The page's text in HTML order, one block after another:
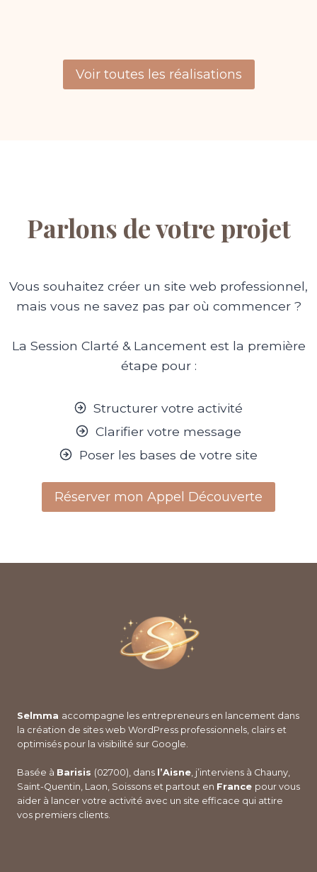
Voir toutes les réalisations
Parlons de votre projet
Vous souhaitez créer un site web professionnel,
mais vous ne savez pas par où commencer ?
La Session Clarté & Lancement est la première
étape pour :
Structurer votre activité
Clarifier votre message
Poser les bases de votre site
Réserver mon Appel Découverte
Selmma accompagne les entrepreneurs en lancement dans
la création de sites web WordPress professionnels, clairs et
optimisés pour la visibilité sur Google.
Basée à Barisis (02700), dans l’Aisne, j’interviens à Chauny,
Saint-Quentin, Laon, Soissons et partout en France pour vous
aider à lancer votre activité avec un site efficace qui attire
vos premiers clients.